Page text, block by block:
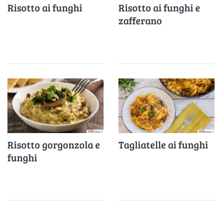
Risotto ai funghi
Risotto ai funghi e
zafferano
Risotto gorgonzola e
funghi
Tagliatelle ai funghi